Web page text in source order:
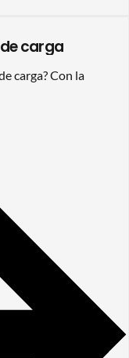
carga
carga? Con la